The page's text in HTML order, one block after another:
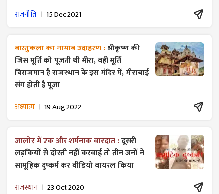
राजनीति 15 Dec 2021
वास्तुकला का नायाब उदाहरण :श्रीकृष्ण की
जिस मूर्ति को पूजती थी मीरा, वही मूर्ति
विराजमान है राजस्थान के इस मंदिर में, मीराबाई
संग होती है पूजा
अध्यात्म 19 Aug 2022
जालोर में एक और शर्मनाक वारदात :दूसरी
लड़कियों से दोस्ती नहीं करवाई तो तीन जनों ने
सामूहिक दुष्कर्म कर वीडियो वायरल किया
राजस्थान 23 Oct 2020